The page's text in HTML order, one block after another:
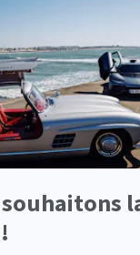
et